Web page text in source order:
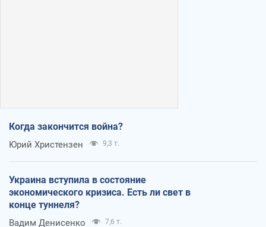
Когда закончится война?
Юрий Христензен 9,3 т.
Украина вступила в состояние
экономического кризиса. Есть ли свет в
конце туннеля?
Вадим Денисенко 7,6 т.